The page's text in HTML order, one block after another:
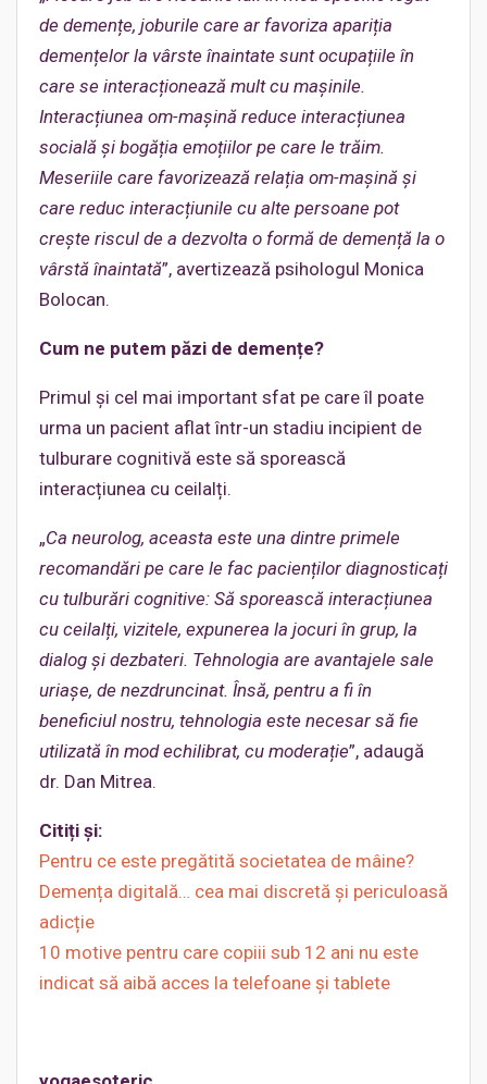
de demențe, joburile care ar favoriza apariția
demențelor la vârste înaintate sunt ocupațiile în
care se interacționează mult cu mașinile.
Interacțiunea om-mașină reduce interacțiunea
socială și bogăția emoțiilor pe care le trăim.
Meseriile care favorizează relația om-mașină și
care reduc interacțiunile cu alte persoane pot
crește riscul de a dezvolta o formă de demență la o
vârstă înaintată”, avertizează psihologul Monica
Bolocan.
Cum ne putem păzi de demențe?
Primul și cel mai important sfat pe care îl poate
urma un pacient aflat într-un stadiu incipient de
tulburare cognitivă este să sporească
interacțiunea cu ceilalți.
„Ca neurolog, aceasta este una dintre primele
recomandări pe care le fac pacienților diagnosticați
cu tulburări cognitive: Să sporească interacțiunea
cu ceilalți, vizitele, expunerea la jocuri în grup, la
dialog și dezbateri. Tehnologia are avantajele sale
uriașe, de nezdruncinat. Însă, pentru a fi în
beneficiul nostru, tehnologia este necesar să fie
utilizată în mod echilibrat, cu moderație”, adaugă
dr. Dan Mitrea.
Citiți și:
Pentru ce este pregătită societatea de mâine?
Demența digitală… cea mai discretă și periculoasă
adicție
10 motive pentru care copiii sub 12 ani nu este
indicat să aibă acces la telefoane şi tablete